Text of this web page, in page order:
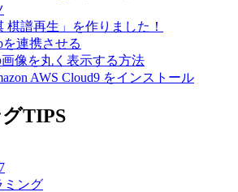
棋譜再生」を作りました！
を連携させる
像を丸く表示する方法
AWS Cloud9 をインストール
TIPS
ミング